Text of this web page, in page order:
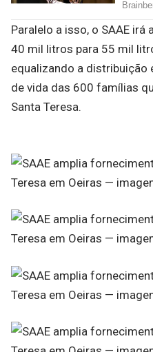
Paralelo a isso, o SAAE
40 mil litros para 55 mil
equalizando a distribuição
de vida das 600 famílias
Santa Teresa.